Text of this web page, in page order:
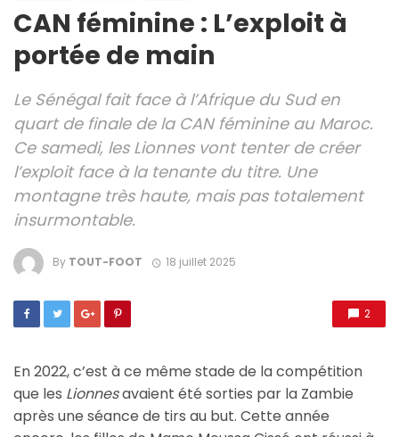
CAN féminine : L’exploit à
portée de main
Le Sénégal fait face à l’Afrique du Sud en
quart de finale de la CAN féminine au Maroc.
Ce samedi, les Lionnes vont tenter de créer
l’exploit face à la tenante du titre. Une
montagne très haute, mais pas totalement
insurmontable.
By TOUT-FOOT 18 juillet 2025
2
En 2022, c’est à ce même stade de la compétition
que les Lionnesavaient été sorties par la Zambie
après une séance de tirs au but. Cette année